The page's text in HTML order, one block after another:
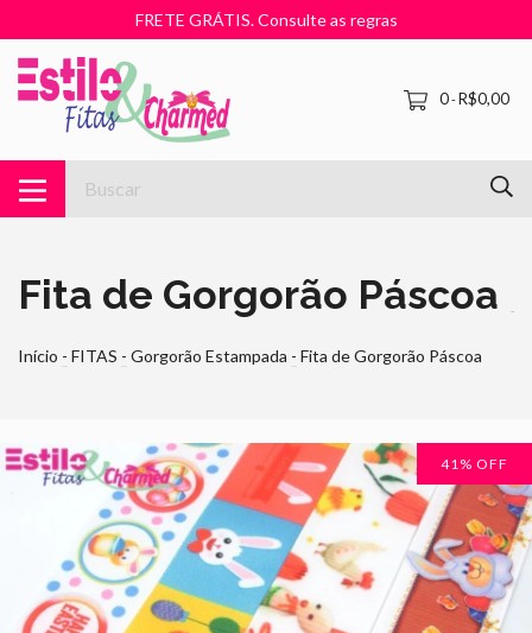
FRETE GRÁTIS. Consulte as regras
0-R$0,00
Fita de Gorgorão Páscoa
Início - FITAS - Gorgorão Estampada - Fita de Gorgorão Páscoa
41 % OFF